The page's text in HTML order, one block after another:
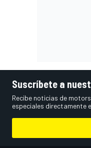
Suscríbete a
Recibe noticias de
especiales directamente